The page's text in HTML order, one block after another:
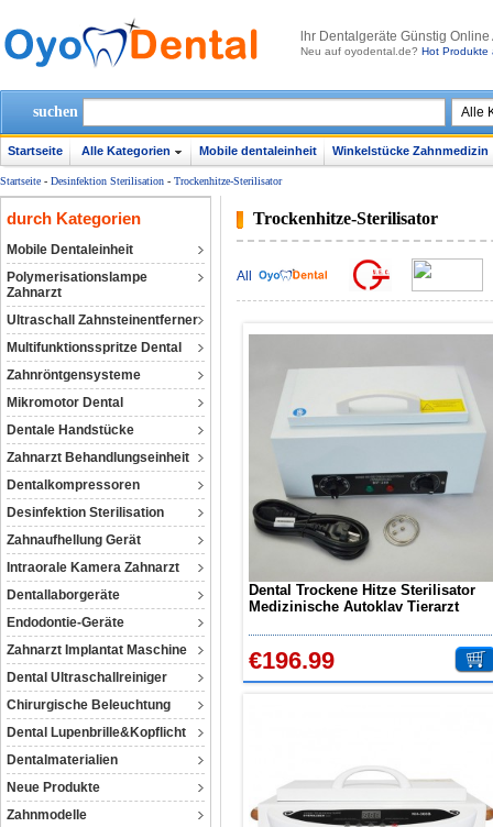
lhr Dentalgeräte Günstig
Neu auf oyodental.de? Hot Produkte
suchen
Startseite Alle Kategorien Mobile dentaleinheit Winkelstücke Zahnmedizin
Startseite - Desinfektion Sterilisation - Trockenhitze-Sterilisator
durch Kategorien
Mobile Dentaleinheit
Polymerisationslampe
Zahnarzt
Ultraschall Zahnsteinentferner
Multifunktionsspritze Dental
Zahnröntgensysteme
Mikromotor Dental
Dentale Handstücke
Zahnarzt Behandlungseinheit
Dentalkompressoren‎
Desinfektion Sterilisation
Zahnaufhellung Gerät
Intraorale Kamera Zahnarzt
Dentallaborgeräte
Endodontie-Geräte
Zahnarzt Implantat Maschine
Dental Ultraschallreiniger
Chirurgische Beleuchtung
Dental Lupenbrille&Kopflicht
Dentalmaterialien
Neue Produkte
Zahnmodelle
Trockenhitze-Sterilisator
All
Dental Trockene Hitze Sterilisator
Medizinische Autoklav Tierarzt
€196.99